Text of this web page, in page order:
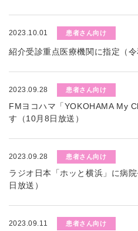
2023.10.01 患者さん向け
紹介受診重点医療機関に指定（令
2023.09.28 患者さん向け
FMヨコハマ「YOKOHAMA My
す（10月8日放送）
2023.09.28 患者さん向け
ラジオ日本「ホッと横浜」に病
日放送）
2023.09.11 患者さん向け